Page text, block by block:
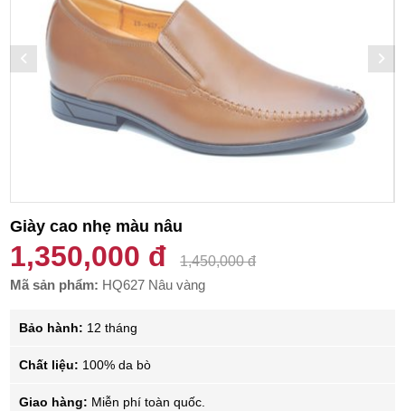
Giày cao nhẹ màu nâu
1,350,000 đ
1,450,000 đ
Mã sản phẩm: HQ627 Nâu vàng
Bảo hành: 12 tháng
Chất liệu: 100% da bò
Giao hàng: Miễn phí toàn quốc.